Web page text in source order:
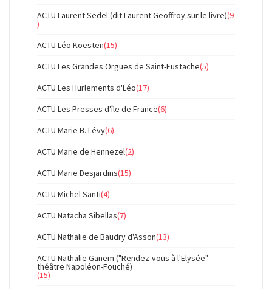
ACTU Laurent Sedel (dit Laurent Geoffroy sur le livre)(9
)
ACTU Léo Koesten(15)
ACTU Les Grandes Orgues de Saint-Eustache(5)
ACTU Les Hurlements d'Léo(17)
ACTU Les Presses d'île de France(6)
ACTU Marie B. Lévy(6)
ACTU Marie de Hennezel(2)
ACTU Marie Desjardins(15)
ACTU Michel Santi(4)
ACTU Natacha Sibellas(7)
ACTU Nathalie de Baudry d'Asson(13)
ACTU Nathalie Ganem ("Rendez-vous à l'Elysée"
théâtre Napoléon-Fouché)
(15)